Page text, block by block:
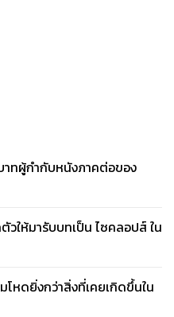
าทผู้กำกับหนังภาคต่อของ
วให้มารับบทเป็น ไซคลอปส์ ใน
หดยิ่งกว่าสิ่งที่เคยเกิดขึ้นใน